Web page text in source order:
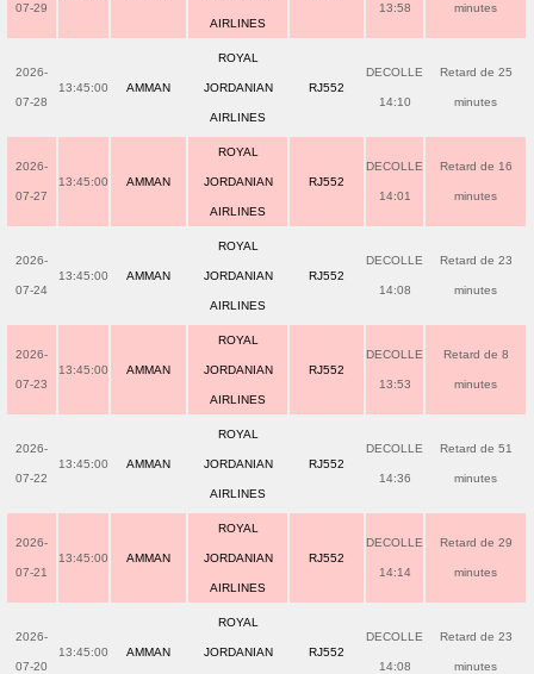
07-29
AIRLINES
13:58 minutes
2026-
07-28
13:45:00 AMMAN
ROYAL
JORDANIAN
AIRLINES
RJ552
DECOLLE
14:10
Retard de 25
minutes
2026-
07-27
13:45:00 AMMAN
ROYAL
JORDANIAN
AIRLINES
RJ552
DECOLLE
14:01
Retard de 16
minutes
2026-
07-24
13:45:00 AMMAN
ROYAL
JORDANIAN
AIRLINES
RJ552
DECOLLE
14:08
Retard de 23
minutes
2026-
07-23
13:45:00 AMMAN
ROYAL
JORDANIAN
AIRLINES
RJ552
DECOLLE
13:53
Retard de 8
minutes
2026-
07-22
13:45:00 AMMAN
ROYAL
JORDANIAN
AIRLINES
RJ552
DECOLLE
14:36
Retard de 51
minutes
2026-
07-21
13:45:00 AMMAN
ROYAL
JORDANIAN
AIRLINES
RJ552
DECOLLE
14:14
Retard de 29
minutes
2026-
07-20
13:45:00 AMMAN
ROYAL
JORDANIAN RJ552
DECOLLE
14:08
Retard de 23
minutes